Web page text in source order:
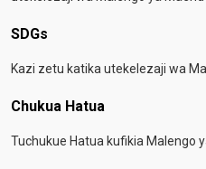
SDGs
Kazi zetu katika utekelezaji wa
Chukua Hatua
Tuchukue Hatua kufikia Malengo